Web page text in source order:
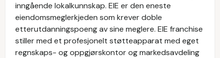
inngående lokalkunnskap. EIE er den eneste
eiendomsmeglerkjeden som krever doble
etterutdanningspoeng av sine meglere. EIE franchise
stiller med et profesjonelt støtteapparat med eget
regnskaps- og oppgjørskontor og markedsavdeling